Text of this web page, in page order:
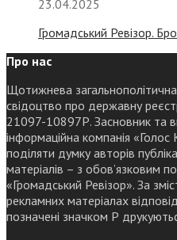
23.04.2025
Громадський Ревізор.
Про нас
Щотижнева
свідоцтво про державну
21097-10897Р. Засновник та
інформаційна компанія
поділяти думку авторів
матеріалів – з обов’язковим
«Громадський Ревізор». За
рекламних матеріалах
позначені значком Р